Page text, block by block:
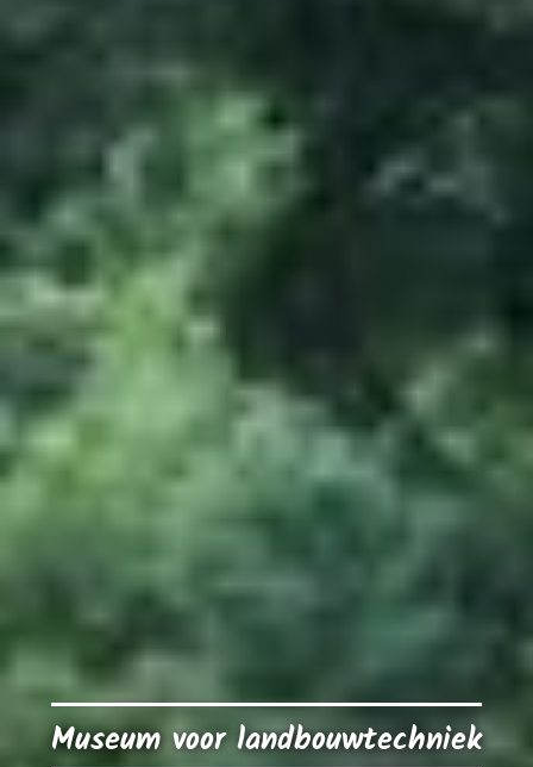
Museum voor landbouwtechniek